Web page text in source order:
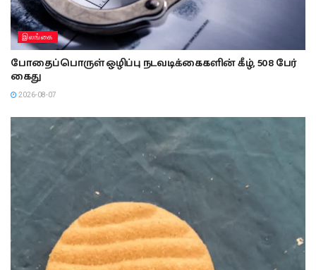
இலங்கை
போதைப்பொருள் ஒழிப்பு நடவடிக்கைகளின் கீழ், 508 பேர்
கைது
2026-08-07